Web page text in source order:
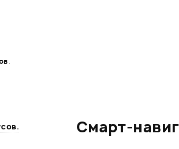
.
. Смарт-